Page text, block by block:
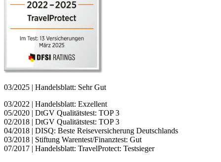
03/2025 | Handelsblatt: Sehr Gut
03/2022 | Handelsblatt: Exzellent
05/2020 | DtGV Qualitätstest: TOP 3
02/2018 | DtGV Qualitätstest: TOP 3
04/2018 | DISQ: Beste Reiseversicherung Deutschlands
03/2018 | Stiftung Warentest/Finanztest: Gut
07/2017 | Handelsblatt: TravelProtect: Testsieger